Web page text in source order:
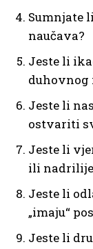
Sumnjate
naučava?
Jeste li
duhovnog
Jeste li
ostvariti
Jeste li
ili
Jeste li
„imaju“
Jeste li